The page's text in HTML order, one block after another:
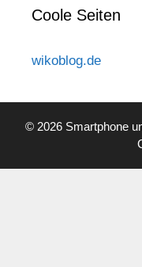
Coole Seiten
wikoblog.de
© 2026 Smartphone